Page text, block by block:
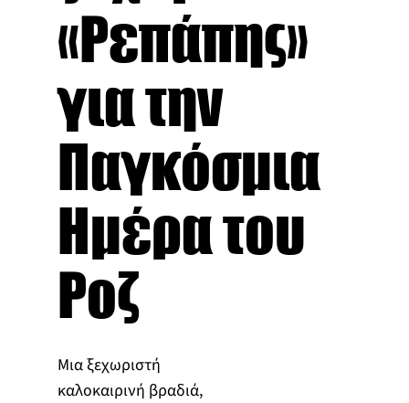
«Ρεπάπης»
για την
Παγκόσμια
Ημέρα του
Ροζ
Μια ξεχωριστή
καλοκαιρινή βραδιά,